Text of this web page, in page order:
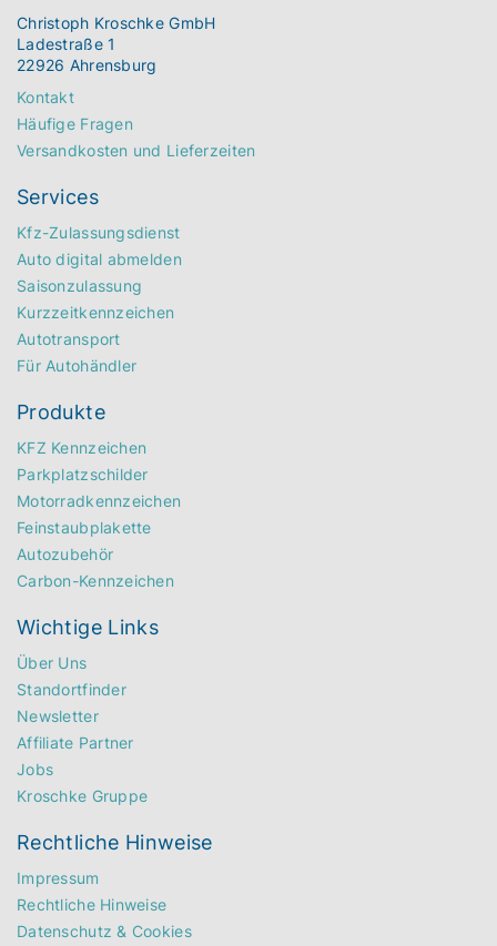
Christoph Kroschke GmbH
Ladestraße 1
22926 Ahrensburg
Kontakt
Häufige Fragen
Versandkosten und Lieferzeiten
Services
Kfz-Zulassungsdienst
Auto digital abmelden
Saisonzulassung
Kurzzeitkennzeichen
Autotransport
Für Autohändler
Produkte
KFZ Kennzeichen
Parkplatzschilder
Motorradkennzeichen
Feinstaubplakette
Autozubehör
Carbon-Kennzeichen
Wichtige Links
Über Uns
Standortfinder
Newsletter
Affiliate Partner
Jobs
Kroschke Gruppe
Rechtliche Hinweise
Impressum
Rechtliche Hinweise
Datenschutz & Cookies